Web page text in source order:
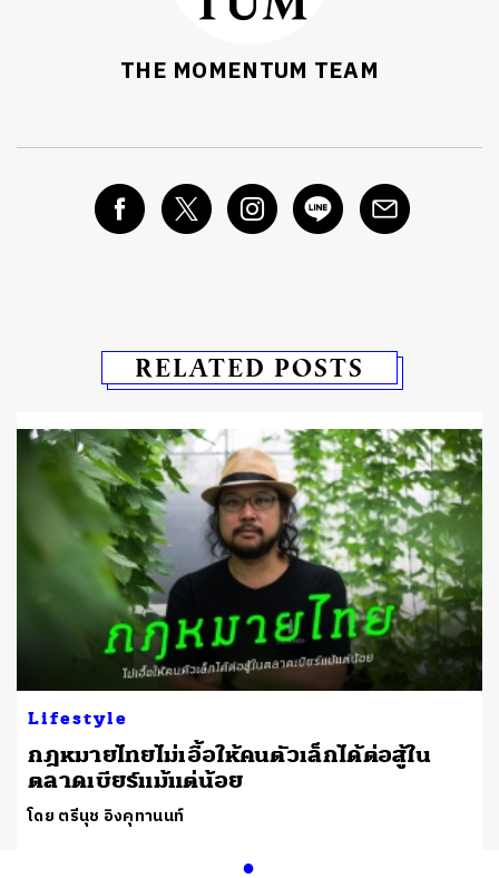
THE MOMENTUM TEAM
RELATED POSTS
Lifestyle
กฎหมายไทยไม่เอื้อให้คนตัวเล็กได้ต่อสู้ใน
ตลาดเบียร์แม้แต่น้อย
โดย ตรีนุช อิงคุทานนท์